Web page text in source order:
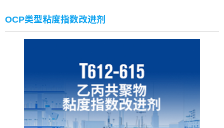
OCP类型粘度指数改进剂